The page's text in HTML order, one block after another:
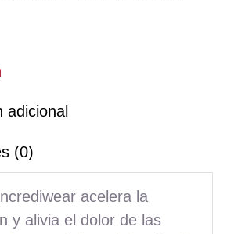
adicional
(0)
acelera la
y alivia el dolor de las